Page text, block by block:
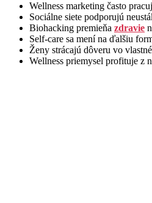
Wellness marketing často
Sociálne siete podporujú
Biohacking premieňa zdravie
Self-care sa mení na ďalšiu
Ženy strácajú dôveru vo
Wellness priemysel profituje z